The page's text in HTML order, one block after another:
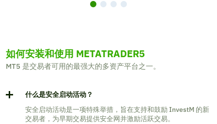
如何安装和使用 METATRADER5
MT5 是交易者可用的最强大的多资产平台之一。
什么是安全启动活动？
安全启动活动是一项特殊举措，旨在支持和鼓励 InvestM 的新
交易者，为早期交易提供安全网并激励活跃交易。